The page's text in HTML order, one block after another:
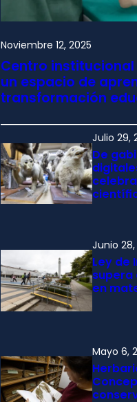
Noviembre 12, 2025
Centro
un espacio de
transformación
Julio 29,
De
Junio
Ley de
supera
en
Mayo 6,